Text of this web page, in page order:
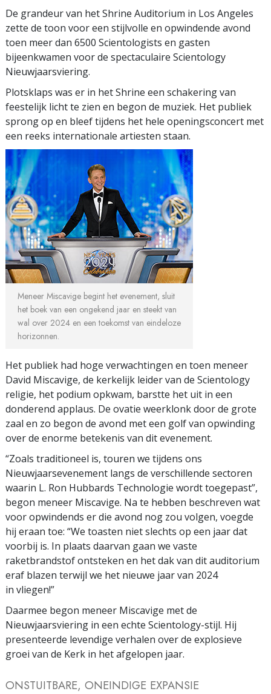
De grandeur van het Shrine Auditorium in Los Angeles
zette de toon voor een stijlvolle en opwindende avond
toen meer dan 6500 Scientologists en gasten
bijeenkwamen voor de spectaculaire Scientology
Nieuwjaarsviering.
Plotsklaps was er in het Shrine een schakering van
feestelijk licht te zien en begon de muziek. Het publiek
sprong op en bleef tijdens het hele openingsconcert met
een reeks internationale artiesten staan.
Meneer Miscavige begint het evenement, sluit
het boek van een ongekend jaar en steekt van
wal over 2024 en een toekomst van eindeloze
horizonnen.
Het publiek had hoge verwachtingen en toen meneer
David Miscavige, de kerkelijk leider van de Scientology
religie, het podium opkwam, barstte het uit in een
donderend applaus. De ovatie weerklonk door de grote
zaal en zo begon de avond met een golf van opwinding
over de enorme betekenis van dit evenement.
“Zoals traditioneel is, touren we tijdens ons
Nieuwjaarsevenement langs de verschillende sectoren
waarin L. Ron Hubbards Technologie wordt toegepast”,
begon meneer Miscavige. Na te hebben beschreven wat
voor opwindends er die avond nog zou volgen, voegde
hij eraan toe: “We toasten niet slechts op een jaar dat
voorbij is. In plaats daarvan gaan we vaste
raketbrandstof ontsteken en het dak van dit auditorium
eraf blazen terwijl we het nieuwe jaar van 2024
in vliegen!”
Daarmee begon meneer Miscavige met de
Nieuwjaarsviering in een echte Scientology-stijl. Hij
presenteerde levendige verhalen over de explosieve
groei van de Kerk in het afgelopen jaar.
ONSTUITBARE, ONEINDIGE EXPANSIE